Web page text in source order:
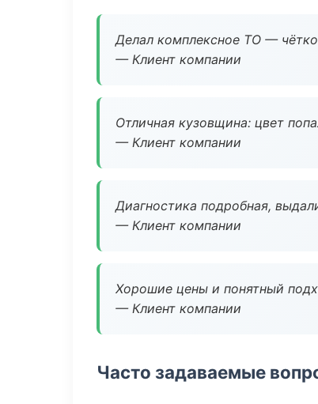
Делал комплексное ТО —
— Клиент компании
Отличная кузовщина: цвет
— Клиент компании
Диагностика подробная,
— Клиент компании
Хорошие цены и понятный
— Клиент компании
Часто задаваемые